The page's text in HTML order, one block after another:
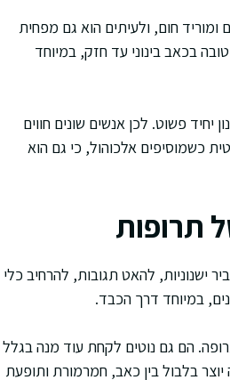
חום, ולעיתים הוא גם מפחית
בכאב בינוני עד חזק, במיוחד
פשוט. לכן אנשים שונים חווים
כשמוסיפים אלכוהול, כי גם הוא
תרופות
ישנוניות, להאט תגובות, להרחיב כלי
במיוחד דרך הכבד.
הם גם נוטים לקחת עוד מנה בגלל
בלבול בין כאב, חמרמורת ותופעת